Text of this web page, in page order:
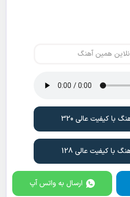
همین آهنگ
با کیفیت عالی 320
با کیفیت عالی 128
ارسال به واتس آپ